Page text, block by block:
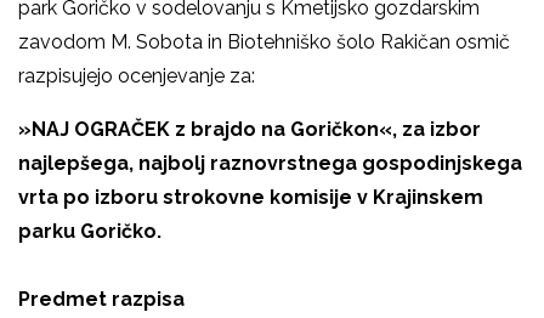
park Goričko v sodelovanju s Kmetijsko gozdarskim
zavodom M. Sobota in Biotehniško šolo Rakičan osmič
razpisujejo ocenjevanje za:
»NAJ OGRAČEK z brajdo na Goričkon«, za izbor
najlepšega, najbolj raznovrstnega gospodinjskega
vrta po izboru strokovne komisije v Krajinskem
parku Goričko.
Predmet razpisa